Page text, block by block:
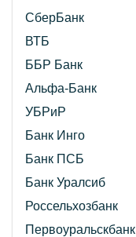
СберБанк
ВТБ
ББР Банк
Альфа-Банк
УБРиР
Банк Инго
Банк ПСБ
Банк Уралсиб
Россельхозбанк
Первоуральскбанк